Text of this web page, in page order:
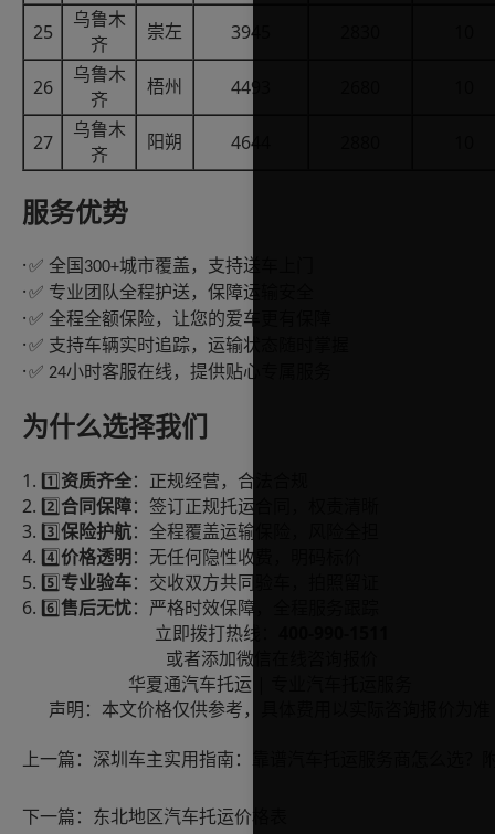
25
乌鲁木
齐
崇左 3945
26
乌鲁木
齐
梧州 4493
27
乌鲁木
齐
阳朔 4644
服务优势
·✅ 全国 300+城市覆盖，支持送车上门
·✅ 专业团队全程护送，保障运输安全
·✅ 全程全额保险，让您的爱车更有保障
·✅ 支持车辆实时追踪，运输状态随时掌握
·✅ 24小时客服在线，提供贴心专属服务
为什么选择我们
1. 1️⃣资质齐全：正规经营，合法合规
2. 2️⃣合同保障：签订正规托运合同，权责清晰
3. 3️⃣保险护航：全程覆盖运输保险，风险全担
4. 4️⃣价格透明 ：无任何隐性收费，明码标价
5. 5️⃣专业验车：交收双方共同验车，拍照留证
6. 6️⃣售后无忧：严格时效保障，全程服务跟踪
立即拨打热线：
或者添加微信在线咨询报价
华夏通汽车托运|
声明：本文价格仅供参考，具体费用以实际咨询报价为准
上一篇：
下一篇： 东北地区汽车托运价格表